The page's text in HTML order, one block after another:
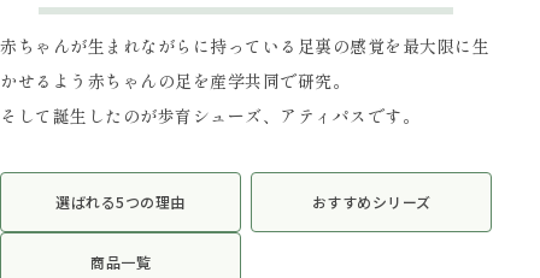
赤ちゃんが生まれながらに持っている足裏の感覚を最大限に生
かせるよう赤ちゃんの足を産学共同で研究。
そして誕生したのが歩育シューズ、アティパスです。
選ばれる5つの理由 おすすめシリーズ
商品一覧